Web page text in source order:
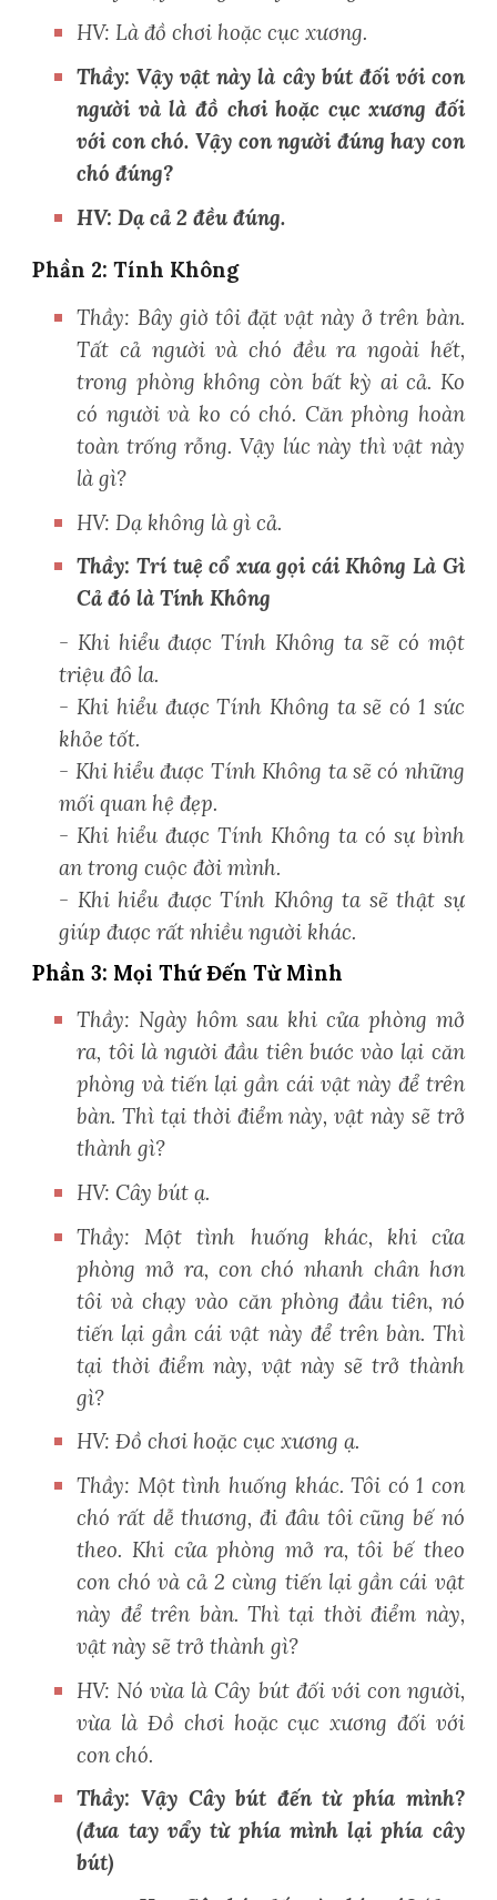
HV: Là đồ chơi hoặc cục xương.
Thầy: Vậy vật này là cây bút đối với con
người và là đồ chơi hoặc cục xương đối
với con chó. Vậy con người đúng hay con
chó đúng?
HV: Dạ cả 2 đều đúng.
Phần 2: Tính Không
Thầy: Bây giờ tôi đặt vật này ở trên bàn.
Tất cả người và chó đều ra ngoài hết,
trong phòng không còn bất kỳ ai cả. Ko
có người và ko có chó. Căn phòng hoàn
toàn trống rỗng. Vậy lúc này thì vật này
là gì?
HV: Dạ không là gì cả.
Thầy: Trí tuệ cổ xưa gọi cái Không Là Gì
Cả đó là Tính Không
- Khi hiểu được Tính Không ta sẽ có một
triệu đô la.
- Khi hiểu được Tính Không ta sẽ có 1 sức
khỏe tốt.
- Khi hiểu được Tính Không ta sẽ có những
mối quan hệ đẹp.
- Khi hiểu được Tính Không ta có sự bình
an trong cuộc đời mình.
- Khi hiểu được Tính Không ta sẽ thật sự
giúp được rất nhiều người khác.
Phần 3: Mọi Thứ Đến Từ Mình
Thầy: Ngày hôm sau khi cửa phòng mở
ra, tôi là người đầu tiên bước vào lại căn
phòng và tiến lại gần cái vật này để trên
bàn. Thì tại thời điểm này, vật này sẽ trở
thành gì?
HV: Cây bút ạ.
Thầy: Một tình huống khác, khi cửa
phòng mở ra, con chó nhanh chân hơn
tôi và chạy vào căn phòng đầu tiên, nó
tiến lại gần cái vật này để trên bàn. Thì
tại thời điểm này, vật này sẽ trở thành
gì?
HV: Đồ chơi hoặc cục xương ạ.
Thầy: Một tình huống khác. Tôi có 1 con
chó rất dễ thương, đi đâu tôi cũng bế nó
theo. Khi cửa phòng mở ra, tôi bế theo
con chó và cả 2 cùng tiến lại gần cái vật
này để trên bàn. Thì tại thời điểm này,
vật này sẽ trở thành gì?
HV: Nó vừa là Cây bút đối với con người,
vừa là Đồ chơi hoặc cục xương đối với
con chó.
Thầy: Vậy Cây bút đến từ phía mình?
(đưa tay vẩy từ phía mình lại phía cây
bút)